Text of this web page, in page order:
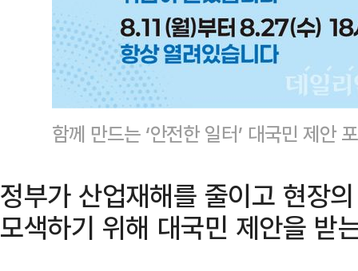
함께 만드는 ‘안전한 일터’ 대국민 제안
정부가 산업재해를 줄이고 현장
모색하기 위해 대국민 제안을 받